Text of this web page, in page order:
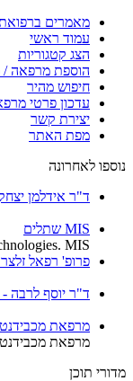
מאמרים ברפואת
עמוד ראשי
הצג קטגוריות
הוספת מרפאה /
חיפוש מהיר
עדכון פרטי
יצירת קשר
מפת האתר
נוספו לאחרונה
ד"ר אידלמן
MIS שתלים
MIS
פרופ' רפאל
ד"ר יוסף לרבה -
מרפאת
מרפאת מכבידנט
מדורי תוכן